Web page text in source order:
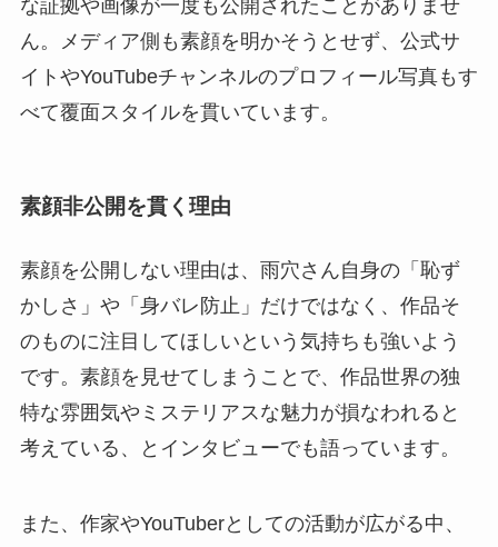
な証拠や画像が一度も公開されたことがありませ
ん。メディア側も素顔を明かそうとせず、公式サ
イトやYouTubeチャンネルのプロフィール写真もす
べて覆面スタイルを貫いています。
素顔非公開を貫く理由
素顔を公開しない理由は、雨穴さん自身の「恥ず
かしさ」や「身バレ防止」だけではなく、作品そ
のものに注目してほしいという気持ちも強いよう
です。素顔を見せてしまうことで、作品世界の独
特な雰囲気やミステリアスな魅力が損なわれると
考えている、とインタビューでも語っています。
また、作家やYouTuberとしての活動が広がる中、